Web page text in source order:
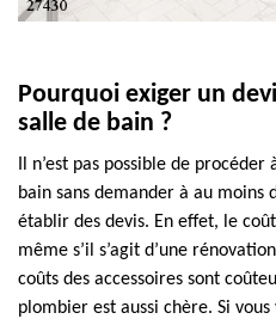
Pourquoi exiger un
salle de bain ?
Il n’est pas possible de
bain sans demander à au moins
établir des devis. En effet, le
même s’il s’agit d’une
coûts des accessoires sont
plombier est aussi chère. Si